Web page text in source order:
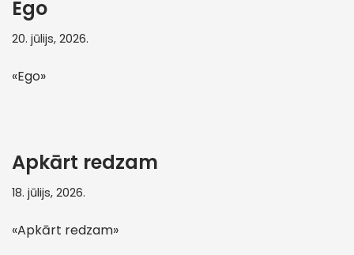
Ego
20. jūlijs, 2026.
«Ego»
Apkārt redzam
18. jūlijs, 2026.
«Apkārt redzam»